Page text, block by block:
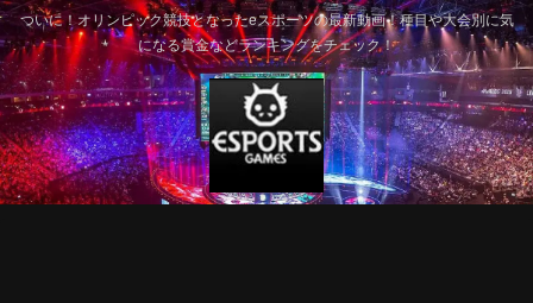
ついに！オリンピック競技となったeスポーツの最新動画！種目や大会別に気
になる賞金などランキングをチェック！